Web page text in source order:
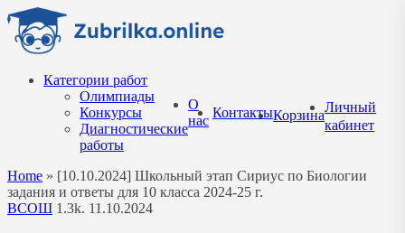
Перейти
содержанию
Категории работ
Олимпиады
Конкурсы
Диагностические
работы
О
нас
КонтактыКорзина
Личный
кабинет
Home » [10.10.2024] Школьный этап Сириус по Биологии
задания и ответы для 10 класса 2024-25 г.
ВСОШ 1.3k. 11.10.2024